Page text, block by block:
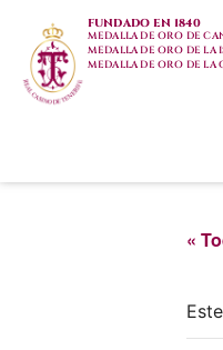
FUNDADO EN 1840
MEDALLA DE ORO DE
MEDALLA DE ORO DE LA
MEDALLA DE ORO DE LA
«